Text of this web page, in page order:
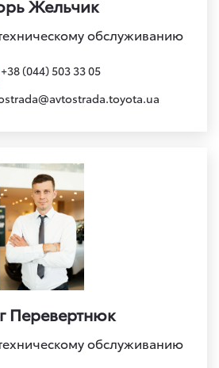
Жельчик
обслуживанию
+38 (044) 503 33 05
Перевертнюк
обслуживанию